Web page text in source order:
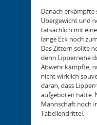
Danach erkämpfte
Übergewicht und
tatsächlich mit
lange Eck noch
Das Zittern sollte
denn Lipperreihe
Abwehr kämpfte,
nicht wirklich
daran, dass
aufgeboten hatte.
Mannschaft noch
Tabellendrittel.